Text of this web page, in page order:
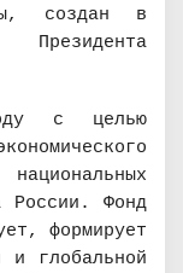
создан в
с целью
России. Фонд
формирует
и глобальной